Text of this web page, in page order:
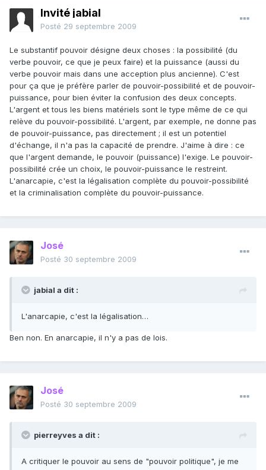
Invité jabial
Posté 29 septembre 2009
Le substantif pouvoir désigne deux choses : la possibilité (du
verbe pouvoir, ce que je peux faire) et la puissance (aussi du
verbe pouvoir mais dans une acception plus ancienne). C'est
pour ça que je préfère parler de pouvoir-possibilité et de pouvoir-
puissance, pour bien éviter la confusion des deux concepts.
L'argent et tous les biens matériels sont le type même de ce qui
relève du pouvoir-possibilité. L'argent, par exemple, ne donne pas
de pouvoir-puissance, pas directement ; il est un potentiel
d'échange, il n'a pas la capacité de prendre. J'aime à dire : ce
que l'argent demande, le pouvoir (puissance) l'exige. Le pouvoir-
possibilité crée un choix, le pouvoir-puissance le restreint.
L'anarcapie, c'est la légalisation complète du pouvoir-possibilité
et la criminalisation complète du pouvoir-puissance.
José
Posté 30 septembre 2009
jabial a dit :
L'anarcapie, c'est la légalisation…
Ben non. En anarcapie, il n'y a pas de lois.
José
Posté 30 septembre 2009
pierreyves a dit :
A critiquer le pouvoir au sens de "pouvoir politique", je me